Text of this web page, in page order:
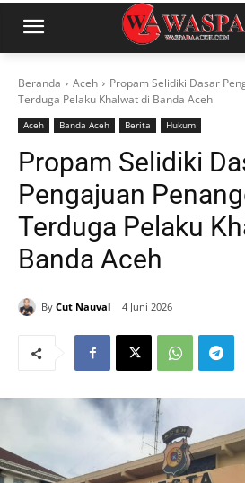
Beranda Aceh
Propam Selidiki Dasar
Terduga Pelaku Khalwat di Banda Aceh
Aceh Banda Aceh Berita Hukum
Propam Selidiki
Pengajuan
Terduga Pelaku
Banda Aceh
By Cut Nauval 4 Juni 2026